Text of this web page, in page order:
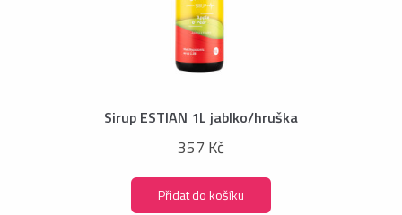
Sirup ESTIAN 1L jablko/hruška
357 Kč
Přidat do košíku